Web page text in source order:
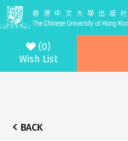
(0)
Wish List
BACK